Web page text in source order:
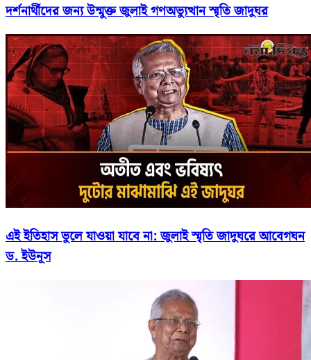
দর্শনার্থীদের জন্য উন্মুক্ত জুলাই গণঅভ্যুত্থান স্মৃতি জাদুঘর
এই ইতিহাস ভুলে যাওয়া যাবে না: জুলাই স্মৃতি জাদুঘরে আবেগঘন
ড. ইউনূস